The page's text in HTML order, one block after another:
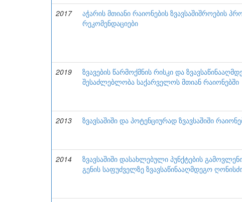
2017
აჭარის მთიანი რაიონების ზვავსაშიშროების
რეკომენდაციები
2019
ზვავების წარმოქმნის რისკი და
შესაძლებლობა საქარველოს მთიან რაიონებში
2013
ზვავსაშიში და პოტენციურად ზვავსაშიში
2014
ზვავსაშიში დასახლებული პუნქტების
გენის საფუძველზე ზვავსაწინააღმდეგო